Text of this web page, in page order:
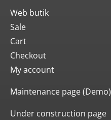
Web butik
Sale
Cart
Checkout
My account
Maintenance page (Demo)
Under construction page